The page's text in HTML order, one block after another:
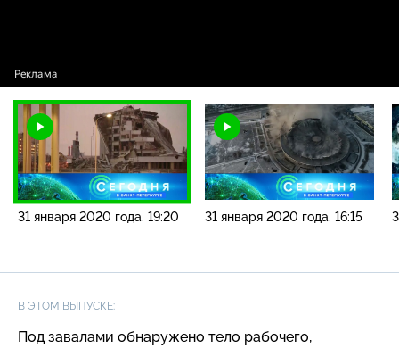
31 января 2020 года. 19:20 31 января 2020 года. 16:15
В ЭТОМ ВЫПУСКЕ:
Под завалами обнаружено тело рабочего,